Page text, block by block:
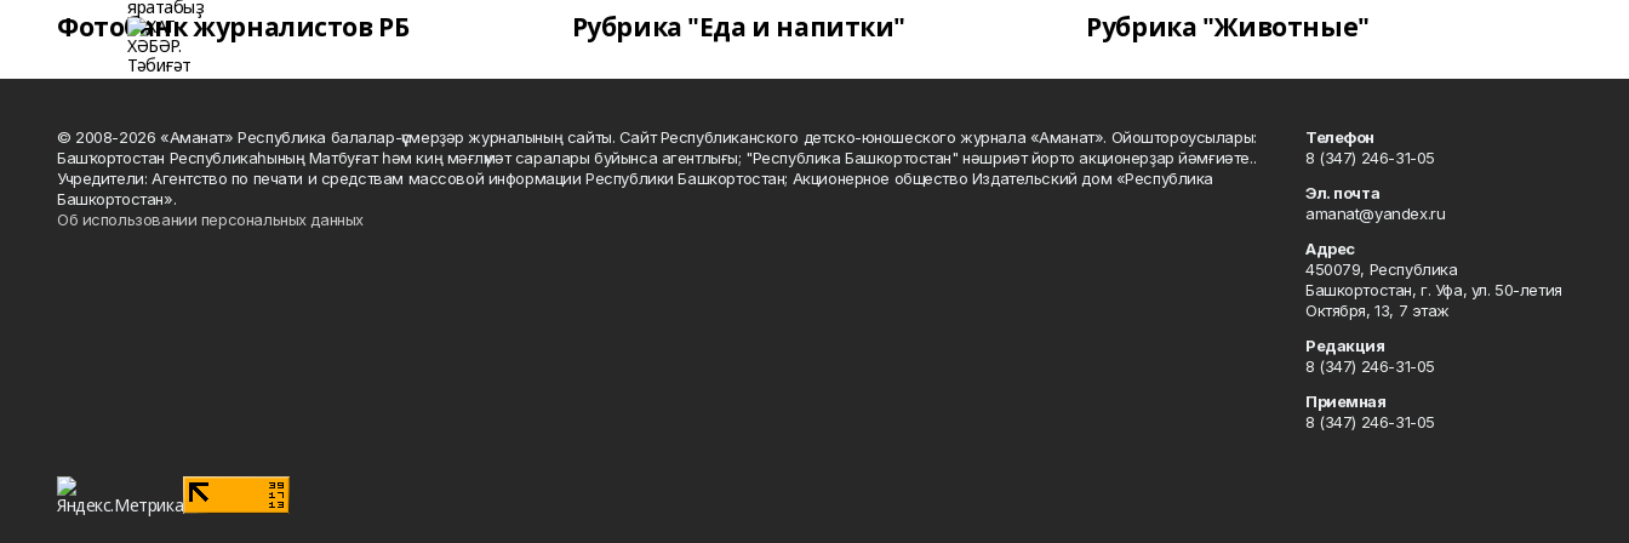
Фотобанк журналистов РБ Рубрика "Еда и напитки" Рубрика "Животные"
© 2008-2026 «Аманат» Республика балалар-үҫмерҙәр журналының сайты. Сайт Республиканского детско-юношеского журнала «Аманат». Ойоштороусылары:
Башҡортостан Республикаһының Матбуғат һәм киң мәғлүмәт саралары буйынса агентлығы; "Республика Башкортостан" нәшриәт йорто акционерҙар йәмғиәте..
Учредители: Агентство по печати и средствам массовой информации Республики Башкортостан; Акционерное общество Издательский дом «Республика
Башкортостан».
Об использовании персональных данных
Телефон
8 (347) 246-31-05
Эл. почта
amanat@yandex.ru
Адрес
450079, Республика
Башкортостан, г. Уфа, ул. 50-летия
Октября, 13, 7 этаж
Редакция
8 (347) 246-31-05
Приемная
8 (347) 246-31-05